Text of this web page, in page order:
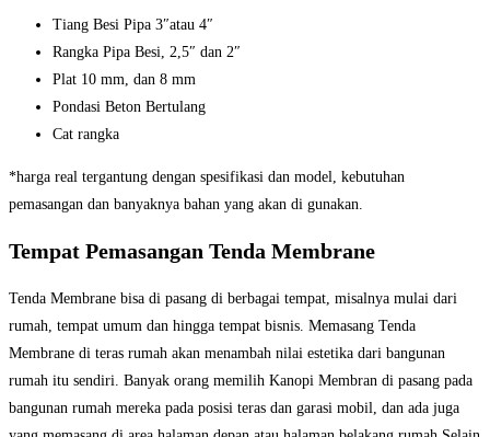
Tiang Besi Pipa 3″atau 4″
Rangka Pipa Besi, 2,5″ dan 2″
Plat 10 mm, dan 8 mm
Pondasi Beton Bertulang
Cat rangka
*harga real tergantung dengan spesifikasi dan model, kebutuhan
pemasangan dan banyaknya bahan yang akan di gunakan.
Tempat Pemasangan Tenda Membrane
Tenda Membrane bisa di pasang di berbagai tempat, misalnya mulai dari
rumah, tempat umum dan hingga tempat bisnis. Memasang Tenda
Membrane di teras rumah akan menambah nilai estetika dari bangunan
rumah itu sendiri. Banyak orang memilih Kanopi Membran di pasang pada
bangunan rumah mereka pada posisi teras dan garasi mobil, dan ada juga